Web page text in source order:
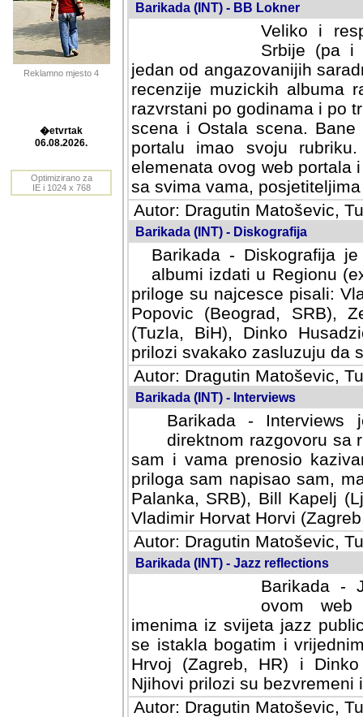
Reklamno mjesto 4
Barikada (INT) - BB Lokner
Veliko i
Srbije (pa i
jedan od angazovanijih
recenzije muzickih albuma
razvrstani po godinama i po
scena i Ostala scena.
portalu imao svoju
elemenata ovog web portala
sa svima vama,
Autor: Dragutin Matoševic,
Barikada (INT) - Diskografija
Barikada - Diskografija
albumi izdati u Regionu
priloge su najcesce pisali:
Popovic (Beograd, SRB),
(Tuzla, BiH), Dinko
prilozi svakako zasluzuju da
Autor: Dragutin Matoševic,
Barikada (INT) - Interviews
Barikada -
direktnom razgovoru sa
sam i vama prenosio
priloga sam napisao sam,
Palanka, SRB), Bill Kapelj
Vladimir Horvat Horvi
Autor: Dragutin Matoševic,
Barikada (INT) - Jazz reflections
Barikada -
ovom web
imenima iz svijeta jazz
se istakla bogatim i
Hrvoj (Zagreb, HR) i
Njihovi prilozi su bezvremeni
Autor: Dragutin Matoševic,